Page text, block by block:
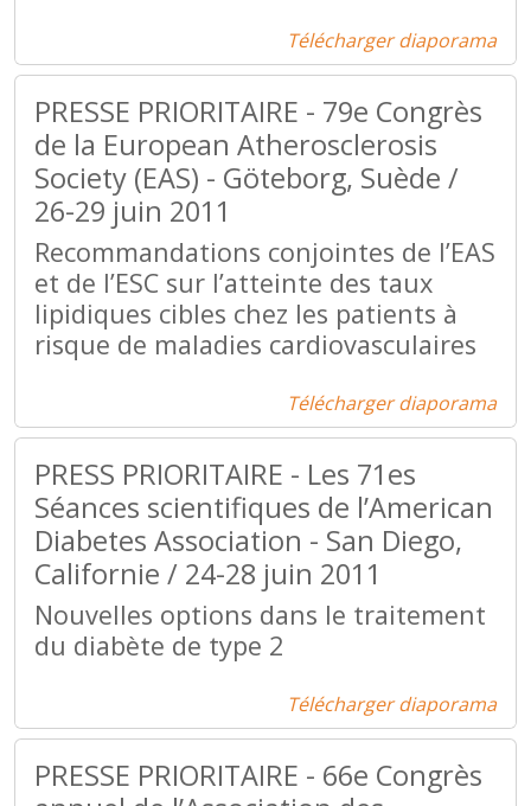
Télécharger diaporama
PRESSE PRIORITAIRE - 79e Congrès
de la European Atherosclerosis
Society (EAS) - Göteborg, Suède /
26-29 juin 2011
Recommandations conjointes de l’EAS
et de l’ESC sur l’atteinte des taux
lipidiques cibles chez les patients à
risque de maladies cardiovasculaires
Télécharger diaporama
PRESS PRIORITAIRE - Les 71es
Séances scientifiques de l’American
Diabetes Association - San Diego,
Californie / 24-28 juin 2011
Nouvelles options dans le traitement
du diabète de type 2
Télécharger diaporama
PRESSE PRIORITAIRE - 66e Congrès